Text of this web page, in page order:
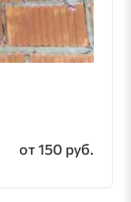
от 150 руб.